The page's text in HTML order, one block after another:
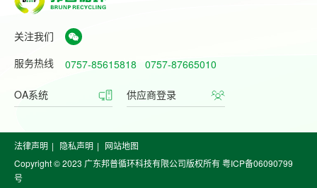
关注我们
服务热线
0757-85615818 0757-87665010
OA系统 供应商登录
Copyright © 2023 广东邦普循环科技有限公司版权所有粤ICP备06090799
号
法律声明 | 隐私声明 | 网站地图